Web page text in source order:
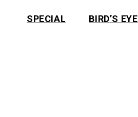
SPECIAL BIRD’S EYE